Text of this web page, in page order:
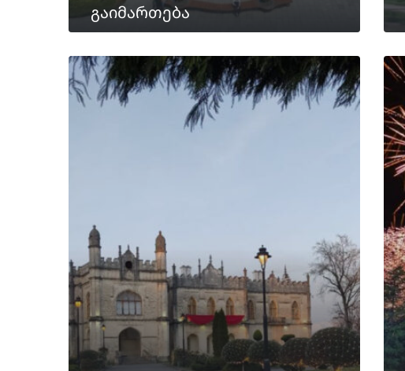
გაიმართება